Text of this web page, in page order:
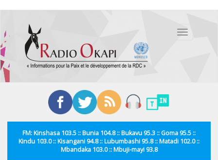
contenu
principal
Toggle
FM: Kinshasa 103.5 :: Bunia 104.8 :: Bukavu 95.3 :: Goma 95.5 ::
Kindu 103.0 :: Kisangani 94.8 :: Lubumbashi 95.8 :: Matadi 102.0 ::
Mbandaka 103.0 :: Mbuji-mayi 93.8